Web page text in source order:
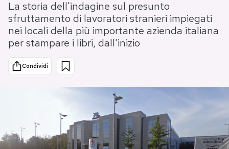
Internet
Scienza
Cultura
Economia
Sport
Ok Boomer!
Media
Europa
PODCAST
La storia dell'indagine sul presunto
sfruttamento di lavoratori stranieri impiegati
nei locali della più importante azienda italiana
per stampare i libri, dall'inizio
Condividi